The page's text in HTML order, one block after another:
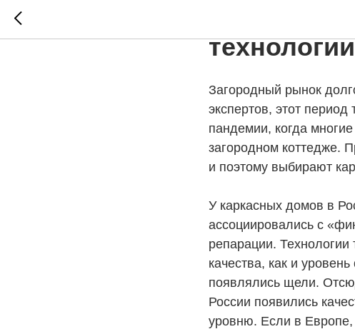
технологии
Загородный рынок
экспертов, этот
пандемии, когда
загородном коттедже.
и поэтому выбирают
У каркасных домов в
ассоциировались с
репарации.
качества, как и
появлялись щели.
России появились
уровню. Если в